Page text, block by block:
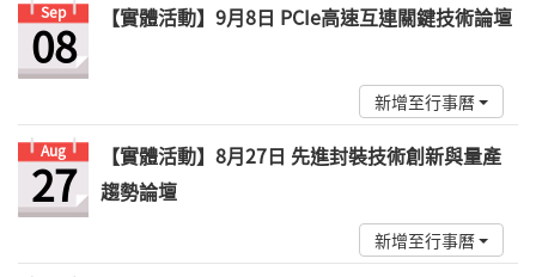
Sep
08 【實體活動】9月8日 PCIe高速互連關鍵技術論壇
新增至行事曆
Aug
27
【實體活動】8月27日 先進封裝技術創新與量產
趨勢論壇
新增至行事曆